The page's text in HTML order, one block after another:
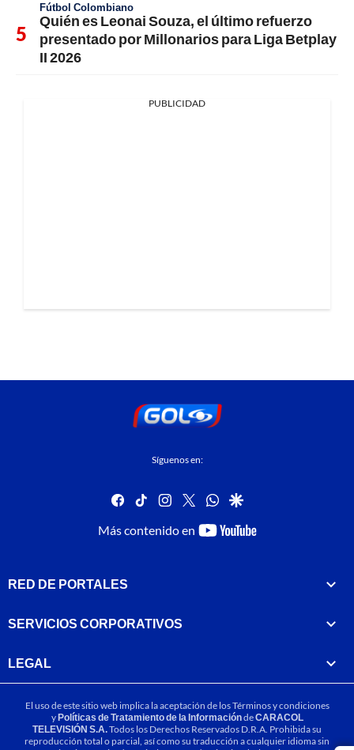
Fútbol Colombiano
Quién es Leonai Souza, el último refuerzo
presentado por Millonarios para Liga Betplay
II 2026
PUBLICIDAD
Síguenos en:
facebook
tiktok instagram
twitterwhatsapp
google
Más contenido en
youtube-
RED DE PORTALES
SERVICIOS CORPORATIVOS
LEGAL
El uso de este sitio web implica la aceptación de losTérminos y condiciones
yPolíticas de Tratamiento de la InformacióndeCARACOL
TELEVISIÓN S.A.Todos los Derechos Reservados D.R.A. Prohibida su
reproducción total o parcial, así como su traducción a cualquier idioma sin